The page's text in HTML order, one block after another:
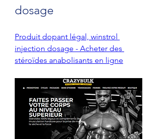
dosage
Produit dopant légal, winstrol
injection dosage - Acheter des
stéroïdes anabolisants en ligne